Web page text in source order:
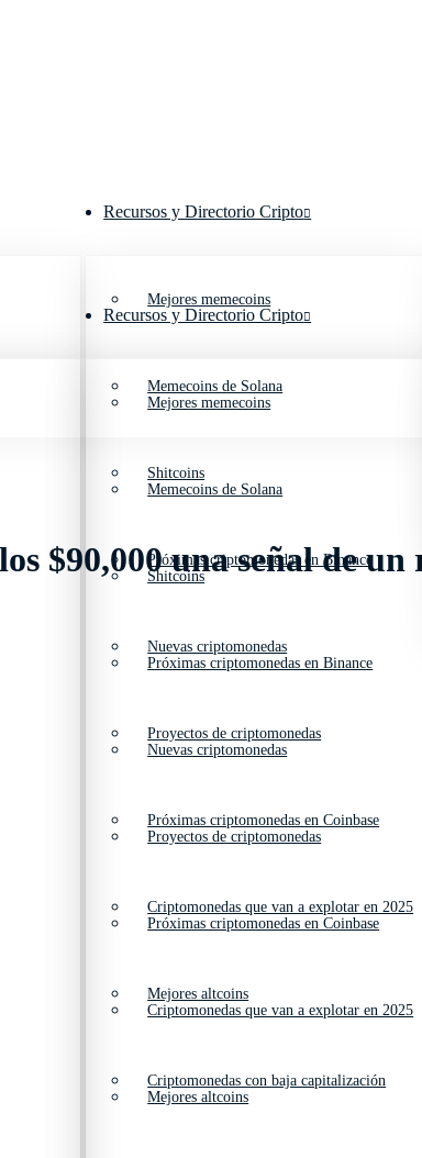
Recursos y Directorio Cripto
Mejores memecoins
Memecoins de Solana
Shitcoins
Próximas criptomonedas en Binance
Nuevas criptomonedas
Proyectos de criptomonedas
Próximas criptomonedas en Coinbase
Criptomonedas que van a explotar en 2025
Mejores altcoins
Criptomonedas con baja capitalización
Recursos y Directorio Cripto
Mejores memecoins
Memecoins de Solana
Shitcoins
Próximas criptomonedas en Binance
Nuevas criptomonedas
Proyectos de criptomonedas
Próximas criptomonedas en Coinbase
Criptomonedas que van a explotar en 2025
Mejores altcoins
$90,000 una señal de un